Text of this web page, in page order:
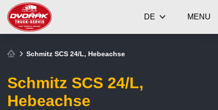
MENU
DE
Schmitz SCS 24/L, Hebeachse
Schmitz SCS 24/L,
Hebeachse